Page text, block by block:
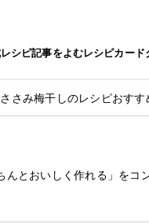
シピ記事をよむレシピカード
ささみ梅干しのレシピおす
とおいしく作れる」をコ